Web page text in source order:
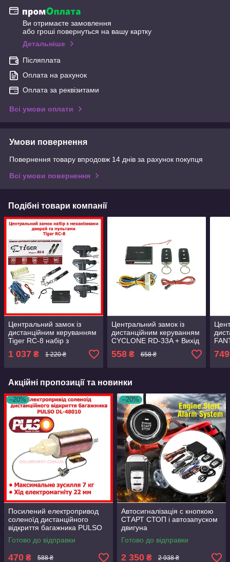
Ви отримаєте замовлення
або гроші повернуться на вашу картку
Детальніше
Післяплата
Оплата на рахунок
Оплата за реквізитами
Всі умови оплати
Умови повернення
Повернення товару впродовж 14 днів за рахунок покупця
Всі умови повернення
Подібні товари компанії
Центральний замок із
дистанційним керуванням
Tiger RC-8 набір з
механізмами дверей і
пультами
1 037 ₴ 1 220 ₴
Центральний замок із
дистанційним керуванням
CYCLONE RD-33A + Вихід
на сирену + вихід для
закриття скла
558₴ 658 ₴
для
749
Акційні пропозиції та новинки
–20%
Посилений електропривод
соленоїд дистанційного
відкриття багажника PULSO
DL-48010 6.0-7.0 kg (DL-
48010)
Готово до відправки
470 ₴ 588 ₴
–20%
Автосигналізація c кнопкою
СТАРТ СТОП і автозапуском
двигуна
Готово до відправки
2 350 ₴ 2 938 ₴